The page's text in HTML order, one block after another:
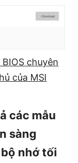
chuyên
của MSI
các mẫu
sàng
nhớ tối